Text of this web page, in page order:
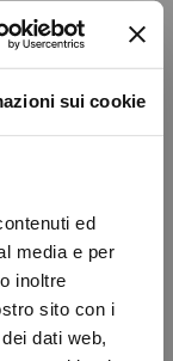
sui cookie
ed
media e per
inoltre
sito con i
dati web,